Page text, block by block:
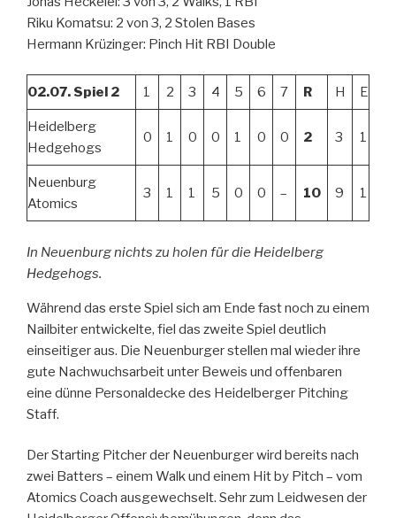
Riku Komatsu: 2 von 3, 2 Stolen Bases
Hermann Krüzinger: Pinch Hit RBI Double
02.07. Spiel 2 1 2 3 4 5 6 7 R H E
Heidelberg
Hedgehogs
0 1 0 0 1 0 0 2 3 1
Neuenburg
Atomics
3 1 1 5 0 0 – 10 9 1
In Neuenburg nichts zu holen für die Heidelberg
Hedgehogs.
Während das erste Spiel sich am Ende fast noch zu einem
Nailbiter entwickelte, fiel das zweite Spiel deutlich
einseitiger aus. Die Neuenburger stellen mal wieder ihre
gute Nachwuchsarbeit unter Beweis und offenbaren
eine dünne Personaldecke des Heidelberger Pitching
Staff.
Der Starting Pitcher der Neuenburger wird bereits nach
zwei Batters – einem Walk und einem Hit by Pitch – vom
Atomics Coach ausgewechselt. Sehr zum Leidwesen der